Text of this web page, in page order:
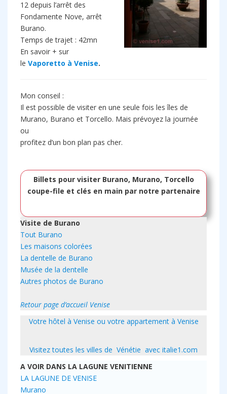
12 depuis l’arrêt des
Fondamente Nove, arrêt
Burano.
Temps de trajet : 42mn
En savoir + sur
le Vaporetto à Venise.
Mon conseil :
Il est possible de visiter en une seule fois les îles de
Murano, Burano et Torcello. Mais prévoyez la journée
ou
profitez d’un bon plan pas cher.
Billets pour visiter Burano, Murano, Torcello
coupe-file et clés en main par notre partenaire
Visite de Burano
Tout Burano
Les maisons colorées
La dentelle de Burano
Musée de la dentelle
Autres photos de Burano
Retour page d’accueil Venise
Votre hôtel à Venise ou votre appartement à Venise
Visitez toutes les villes de Vénétie avec italie1.com
A VOIR DANS LA LAGUNE VENITIENNE
LA LAGUNE DE VENISE
Murano